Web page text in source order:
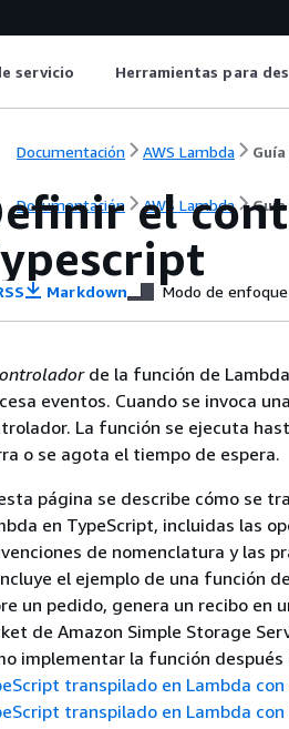
servicio Herramientas para
Documentación AWS Lambda
Documentación AWS Lambda
el
Markdown Modo de enfoque
de la función de
eventos. Cuando se invoca
La función se ejecuta
o se agota el tiempo de espera.
página se describe cómo se
en TypeScript, incluidas las
de nomenclatura y las
el ejemplo de una función
un pedido, genera un recibo en
de Amazon Simple Storage
implementar la función
transpilado en Lambda
transpilado en Lambda